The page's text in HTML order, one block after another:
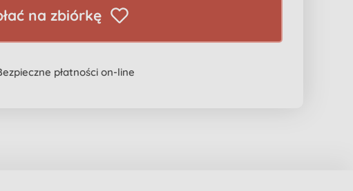
na zbiórkę
płatności on-line